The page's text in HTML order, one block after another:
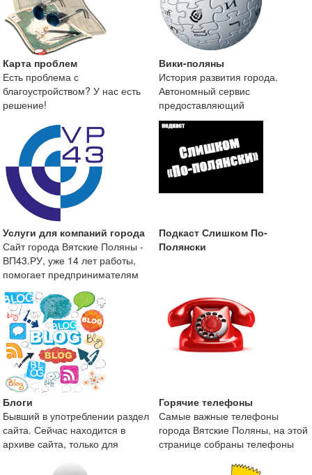
Карта проблем
Есть проблема с
благоустройством? У нас есть
решение!
Вики-поляны
История развития города.
Автономный сервис
предоставляющий
краеведческую информацию о
городе Вятские
Услуги для компаний города
Сайт города Вятские Поляны -
ВП43.РУ, уже 14 лет работы,
помогает предпринимателям
Подкаст Слишком По-
Полянски
Блоги
Бывший в употреблении раздел
сайта. Сейчас находится в
архиве сайта, только для
Горячие телефоны
Самые важные телефоны
города Вятские Поляны, на этой
странице собраны телефоны